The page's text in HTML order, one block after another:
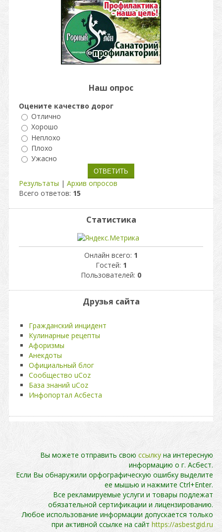
Наш опрос
Оцените качество дорог
Отлично
Хорошо
Неплохо
Плохо
Ужасно
Результаты | Архив опросов
Всего ответов: 15
Статистика
Онлайн всего: 1
Гостей: 1
Пользователей: 0
Друзья сайта
Гражданский инцидент
Кулинарные рецепты
Афоризмы
Анекдоты
Официальный блог
Сообщество uCoz
База знаний uCoz
Инфопортал Асбеста
Вы можете отправить свою ссылку на интересную
информацию о г. Асбест.
Если Вы обнаружили орфографическую ошибку выделите
ее мышью и нажмите Ctrl+Enter.
Все рекламируемые услуги и товары подлежат
обязательной сертификации и лицензированию.
Любое использование информации допускается только
при активной ссылке на сайт https://asbestgid.ru